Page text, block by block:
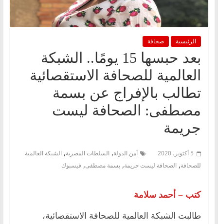
الرئيسية صحافة
بعد حبسها 15 يومًا.. الشبكة
العالمية للصحافة الاستقصائية
تطالب بالإفراج عن بسمة
مصطفى: الصحافة ليست
جريمة
5 أكتوبر، 2020 أمن الدولة, السلطات المصرية, الشبكة العالمية
للصحافة, الصحافة ليست جريمة, بسمة مصطفى, فيسبوك
كتب – أحمد سلامة
طالبت الشبكة العالمية للصحافة الاستقصائية،